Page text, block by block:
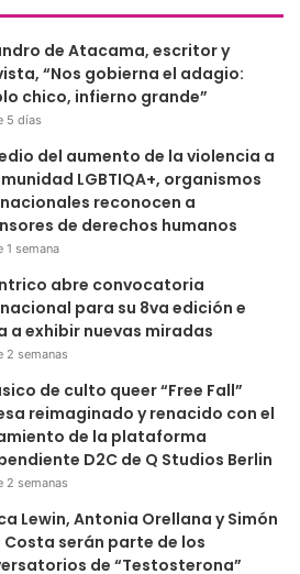
de Atacama, escritor y
“Nos gobierna el adagio:
chico, infierno grande”
5 días
del aumento de la violencia a
LGBTIQA+, organismos
reconocen a
de derechos humanos
1 semana
abre convocatoria
para su 8va edición e
a exhibir nuevas miradas
2 semanas
de culto queer “Free Fall”
reimaginado y renacido con el
de la plataforma
D2C de Q Studios Berlin
2 semanas
Lewin, Antonia Orellana y Simón
Costa serán parte de los
de “Testosterona”